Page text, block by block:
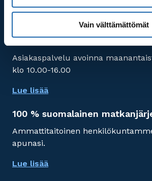
Vain välttämättömät
Puh. 020 155 6650
Asiakaspalvelu avoinna
klo 10.00-16.00
Lue lisää
100 % suomalainen
Ammattitaitoinen
apunasi.
Lue lisää